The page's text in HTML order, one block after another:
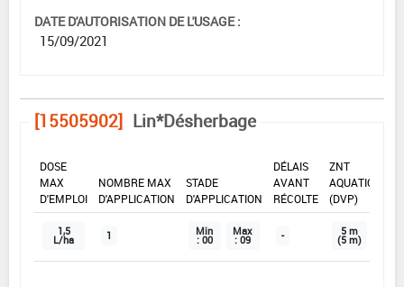
DATE D'AUTORISATION DE L'USAGE :
15/09/2021
[15505902] Lin*Désherbage
DOSE
MAX
D'EMPLOI
NOMBRE MAX
D'APPLICATION
STADE
D'APPLICATION
DÉLAIS
AVANT
RÉCOLTE
ZNT
AQUATIQUE
(DVP)
1,5
L/ha 1 Min
: 00
Max
: 09 - 5 m
(5 m)